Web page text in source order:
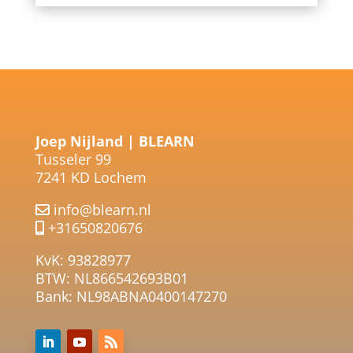
Joep Nijland | BLEARN
Tusseler 99
7241 KD Lochem
info@blearn.nl
+31650820676
KvK: 93828977
BTW: NL866542693B01
Bank: NL98ABNA0400147270